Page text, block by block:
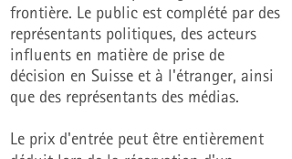
frontière. Le public est complété par des
représentants politiques, des acteurs
influents en matière de prise de
décision en Suisse et à l'étranger, ainsi
que des représentants des médias.
Le prix d'entrée peut être entièrement